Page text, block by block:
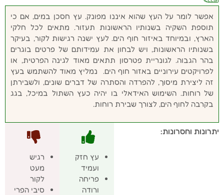
אפשר לומר על העץ שהוא איננו מפונק. עץ חסכן במים, אם כי
תוספת השקיה בשנותיו הראשונות תעזור. מתאים לכל חלקי
הארץ, ובמיוחד באיזור חוף הים. לעץ ישנה רגישות לקור, בעיקר
בשנותיו הראשונות, ויש לבחון את עמידותם של פרטים בוגרים
בהר הגבוה. לגונריית פטרסון תתאים מאוד לגינה הפרטית, או
לפרויקטים עירוניים באזור חוף הים. נמליץ מאוד להשתמש בעץ
זה ליצירת מיסוך, להפרדה והסתרה של דברים שונים, ולשבירתן
של רוחות. השימוש האידאלי בו יהיה כעץ השתול במיכל, בגג
בקרבה לחוף הים, לצורך שבירת רוחות.
יתרונות וחסרונות:
עץ חזק
ועמיד
פריחה
ורודה
רגיש
מעט
לקור
סיבי הפרי